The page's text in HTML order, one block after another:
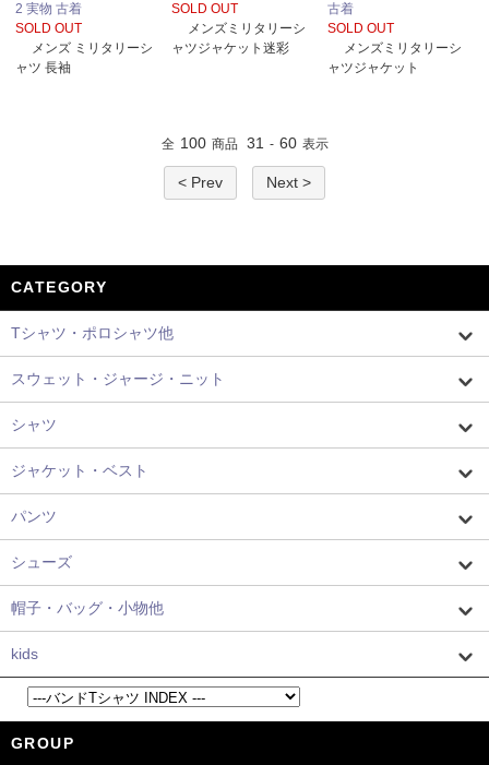
2 実物 古着
SOLD OUT
メンズ ミリタリーシ
ャツ 長袖
SOLD OUT
メンズミリタリーシ
ャツジャケット迷彩
古着
SOLD OUT
メンズミリタリーシ
ャツジャケット
全 100 商品 31 - 60 表示
< Prev Next >
CATEGORY
Tシャツ・ポロシャツ他
スウェット・ジャージ・ニット
シャツ
ジャケット・ベスト
パンツ
シューズ
帽子・バッグ・小物他
kids
GROUP